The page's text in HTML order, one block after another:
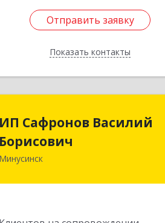
Отправить заявку
Показать контакты
Отправить заявку
Назад
ИП Сафронов Василий
Борисович
Минусинск
ИП Сафронов